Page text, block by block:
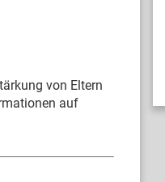
von Eltern
auf